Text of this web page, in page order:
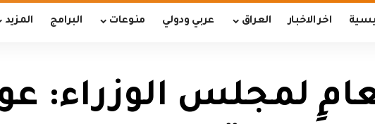
اخر الاخبار العراق عربي ودولي منوعات البرامج المزيد
لمجلس الوزراء: